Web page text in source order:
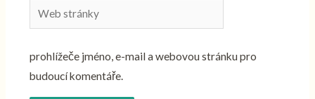
Web
stránky
prohlížeče jméno, e-mail a webovou stránku pro
budoucí komentáře.